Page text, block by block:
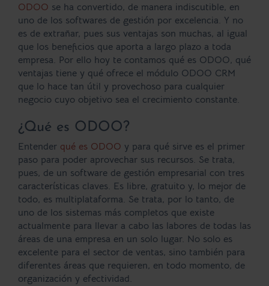
ODOO se ha convertido, de manera indiscutible, en
uno de los softwares de gestión por excelencia. Y no
es de extrañar, pues sus ventajas son muchas, al igual
que los beneficios que aporta a largo plazo a toda
empresa. Por ello hoy te contamos qué es ODOO, qué
ventajas tiene y qué ofrece el módulo ODOO CRM
que lo hace tan útil y provechoso para cualquier
negocio cuyo objetivo sea el crecimiento constante.
¿Qué es ODOO?
Entender qué es ODOO y para qué sirve es el primer
paso para poder aprovechar sus recursos. Se trata,
pues, de un software de gestión empresarial con tres
características claves. Es libre, gratuito y, lo mejor de
todo, es multiplataforma. Se trata, por lo tanto, de
uno de los sistemas más completos que existe
actualmente para llevar a cabo las labores de todas las
áreas de una empresa en un solo lugar. No solo es
excelente para el sector de ventas, sino también para
diferentes áreas que requieren, en todo momento, de
organización y efectividad.